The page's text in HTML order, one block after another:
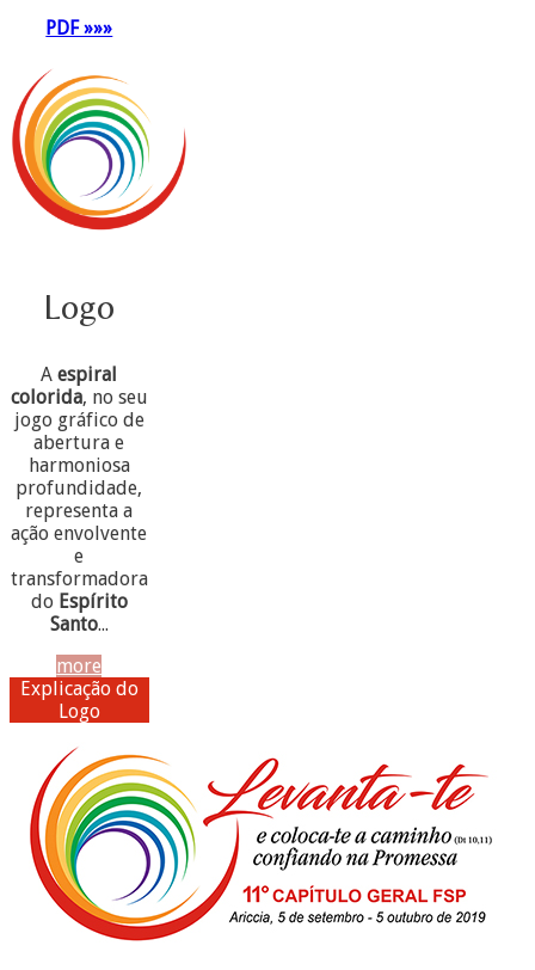
PDF »»»
Logo
Aespiral
colorida, no seu
jogo gráfico de
abertura e
harmoniosa
profundidade,
representa a
ação envolvente
e
transformadora
do Espírito
Santo...
more
Explicação do
Logo